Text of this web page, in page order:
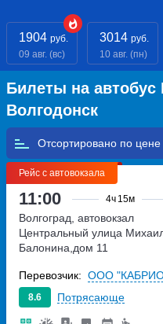
1904 руб.
09 авг. (вс)
3014 руб.
10 авг. (пн)
Билеты на
Волгодонск
Отсортировано по
Рейс с автовокзала
11:00 4ч 15м
Волгоград, автовокзал
Центральный улица
Балонина,дом 11
8.6 Потрясающе
Перевозчик: ООО